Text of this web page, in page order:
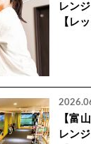
レン
【レ
【富
レン